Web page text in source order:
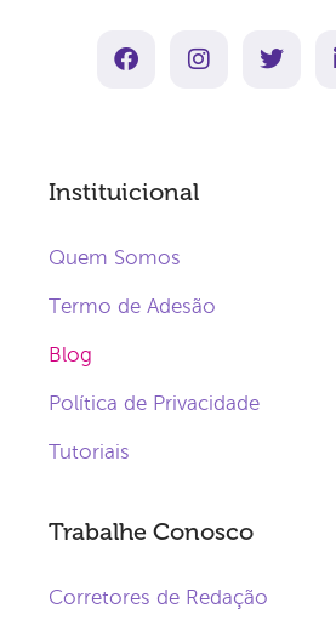
Instituicional
Quem Somos
Termo de Adesão
Blog
Política de Privacidade
Tutoriais
Trabalhe Conosco
Corretores de Redação